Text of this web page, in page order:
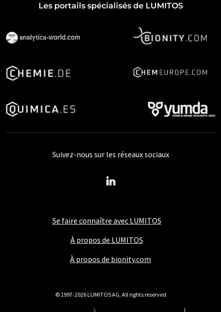
Les portails spécialisés de LUMITOS
Se faire connaître avec LUMITOS
À propos de LUMITOS
À propos de bionity.com
Suivez-nous sur les réseaux sociaux
© 1997-2026 LUMITOS AG, All rights reserved